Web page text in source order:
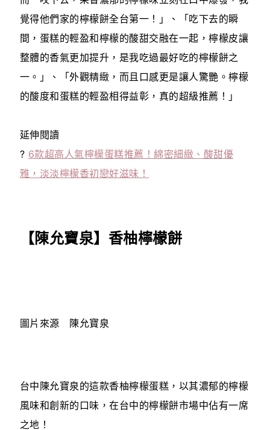
覺得他們家的檸檬餅全台第一！」、「吃下去的瞬
間，蛋糕的輕盈和檸檬的酸甜交融在一起，檸檬皮讓
整體的香氣更加提升，是我吃過最好吃的檸檬餅之
一。」、「外觀精緻，而且口感更是讓人驚艷。檸檬
的酸度和蛋糕的輕盈相得益彰，真的超級推薦！」
延伸閱讀
? 6款超高人氣檸檬蛋糕推薦！綿密細緻、酸甜優
雅，淡淡檸檬香初戀好滋味！
【陳允寶泉】香柚檸檬餅
圖片來源 陳允寶泉
台中陳允寶泉的這款香柚檸檬蛋糕，以其濃郁的檸檬
風味和創新的口味，在台中的檸檬餅市場中佔有一席
之地！